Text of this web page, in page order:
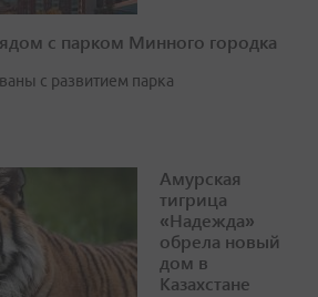
с парком Минного городка
с развитием парка
Амурская
тигрица
«Надежда»
обрела новый
дом в
Казахстане